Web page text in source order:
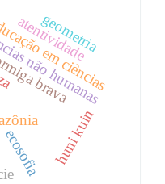
brava
não humanas
em ciências
ecosofia huni kuin
atentividade
geometria